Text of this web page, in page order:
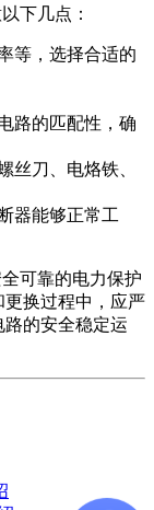
下几点：
等，选择合适的
路的匹配性，确
丝刀、电烙铁、
器能够正常工
可靠的电力保护
换过程中，应严
的安全稳定运